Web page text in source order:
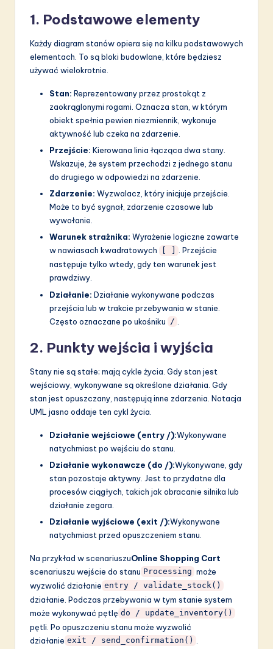
1. Podstawowe elementy
Każdy diagram stanów opiera się na kilku podstawowych
elementach. To są bloki budowlane, które będziesz
używać wielokrotnie.
Stan: Reprezentowany przez prostokąt z
zaokrąglonymi rogami. Oznacza stan, w którym
obiekt spełnia pewien niezmiennik, wykonuje
aktywność lub czeka na zdarzenie.
Przejście: Kierowana linia łącząca dwa stany.
Wskazuje, że system przechodzi z jednego stanu
do drugiego w odpowiedzi na zdarzenie.
Zdarzenie: Wyzwalacz, który inicjuje przejście.
Może to być sygnał, zdarzenie czasowe lub
wywołanie.
Warunek strażnika: Wyrażenie logiczne zawarte
w nawiasach kwadratowych
. Przejście
następuje tylko wtedy, gdy ten warunek jest
prawdziwy.
Działanie: Działanie wykonywane podczas
przejścia lub w trakcie przebywania w stanie.
Często oznaczane po ukośniku /
2. Punkty wejścia i wyjścia
Stany nie są stałe; mają cykle życia. Gdy stan jest
wejściowy, wykonywane są określone działania. Gdy
stan jest opuszczany, następują inne zdarzenia. Notacja
UML jasno oddaje ten cykl życia.
Działanie wejściowe (entry /):Wykonywane
natychmiast po wejściu do stanu.
Działanie wykonawcze (do /):Wykonywane, gdy
stan pozostaje aktywny. Jest to przydatne dla
procesów ciągłych, takich jak obracanie silnika lub
działanie zegara.
Działanie wyjściowe (exit /):Wykonywane
natychmiast przed opuszczeniem stanu.
Na przykład w scenariuszuOnline Shopping Cart
scenariuszu wejście do stanu Processing może
wyzwolić działanie entry / validate_stock()
działanie. Podczas przebywania w tym stanie system
może wykonywać pętlę do / update_inventory()
pętli. Po opuszczeniu stanu może wyzwolić
działanie exit / send_confirmation()